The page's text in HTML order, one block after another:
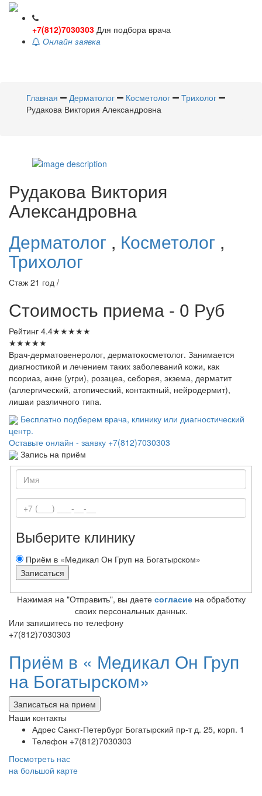
+7(812)7030303 Для подбора врача
Онлайн заявка
Главная
Дерматолог Косметолог
Трихолог
Рудакова Виктория Александровна
Рудакова Виктория
Александровна
Дерматолог , Косметолог ,
Трихолог
Стаж 21 год /
Стоимость приема - 0 Руб
Рейтинг 4.4★★★★★
★★★★★
Врач-дерматовенеролог, дерматокосметолог. Занимается
диагностикой и лечением таких заболеваний кожи, как
псориаз, акне (угри), розацеа, себорея, экзема, дерматит
(аллергический, атопический, контактный, нейродермит),
лишаи различного типа.
Бесплатно подберем врача, клинику или диагностический
центр.
Оставьте онлайн - заявку +7(812)7030303
Запись на приём
Выберите клинику
Приём в «Медикал Он Груп на Богатырском»
Нажимая на "Отправить", вы даете согласиена обработку
своих персональных данных.
Или запишитесь по телефону
+7(812)7030303
Приём в « Медикал Он Груп
на Богатырском»
Записаться на прием
Наши контакты
Адрес Санкт-Петербург Богатырский пр-т д. 25, корп. 1
Телефон +7(812)7030303
Посмотреть нас
на большой карте